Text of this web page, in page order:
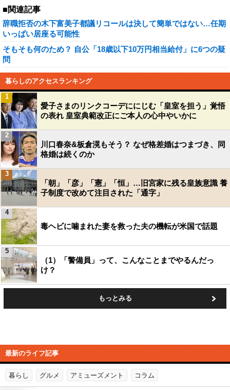
■関連記事
辞職拒否の木下富美子都議リコールは決して簡単ではない…任期
いっぱい居座る可能性
そもそも何のため？ 自公「18歳以下10万円相当給付」に6つの疑
問
暮らしのアクセスランキング
愛子さまのリンクコーデににじむ「皇室を担う」覚悟
の表れ 皇室典範改正にご本人の心中やいかに
1
川口春奈&板倉滉もそう？ なぜ格差婚はつまづき、同
格婚は続くのか
2
「朝」「彦」「憲」「恒」…旧宮家に残る皇族意識 養
子制度で改めて注目された「通字」
3
毒ヘビに噛まれた妻を救った夫の機転が米国で話題
4
（1）「警備員」って、こんなことまでやるんだっ
け？
5
もっとみる
最新のライフ記事
暮らし グルメ アミューズメント コラム